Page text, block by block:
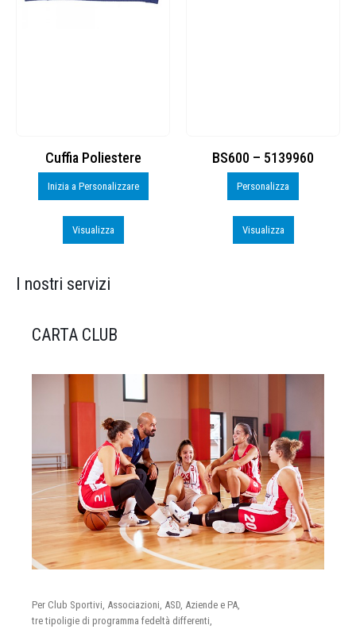
Cuffia Poliestere
Inizia a Personalizzare
Visualizza
BS600 – 5139960
Personalizza
Visualizza
I nostri servizi
CARTA CLUB
Per Club Sportivi, Associazioni, ASD, Aziende e PA,
tre tipoligie di programma fedeltà differenti,